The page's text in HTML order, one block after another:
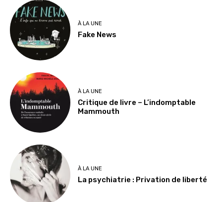
À LA UNE
Fake News
À LA UNE
Critique de livre – L’indomptable
Mammouth
À LA UNE
La psychiatrie : Privation de liberté